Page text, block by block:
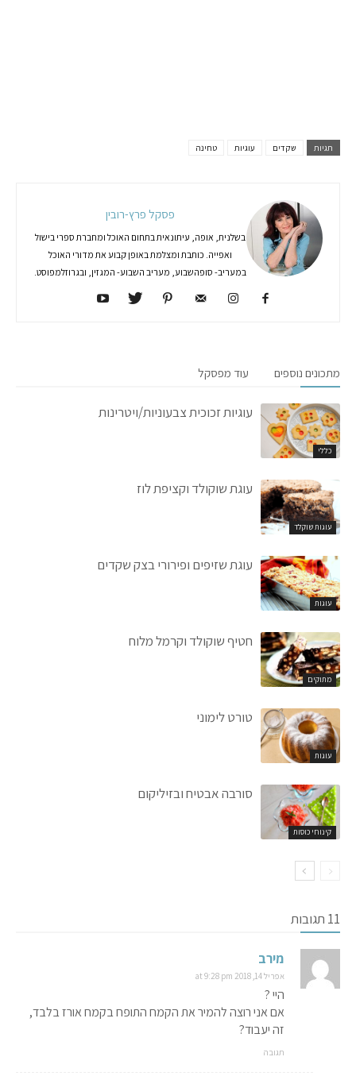
תגיות שקדים עוגיות טחינה
פסקל פרץ-רובין
בשלנית, אופה, עיתונאית בתחום האוכל ומחברת ספרי בישול
ואפייה. כותבת ומצלמת באופן קבוע את מדורי האוכל
במעריב- סופהשבוע, מעריב השבוע- המגזין, ובגרוזלמפוסט.
מתכונים נוספים עוד מפסקל
כללי
עוגיות זכוכית צבעוניות/ויטרינות
עוגות שוקלד
עוגת שוקולד וקציפת לוז
עוגות
עוגת שזיפים ופירורי בצק שקדים
מתוקים
חטיף שוקולד וקרמל מלוח
עוגות
טורט לימוני
קינוחי כוסות
סורבה אבטיח ובזיליקום
11 תגובות
מירב
אפריל 14, 2018 at 9:28 pm
היי ?
אם אני רוצה להמיר את הקמח התופח בקמח אורז בלבד,
זה יעבוד?
תגובה